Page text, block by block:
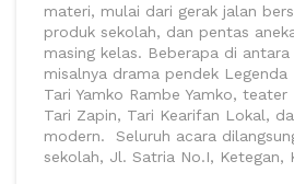
materi, mulai dari gerak jalan
produk sekolah, dan pentas
masing kelas. Beberapa di
misalnya drama pendek Legenda
Tari Yamko Rambe Yamko,
Tari Zapin, Tari Kearifan Lokal,
modern. Seluruh acara
sekolah, Jl. Satria No.I, Ketegan,